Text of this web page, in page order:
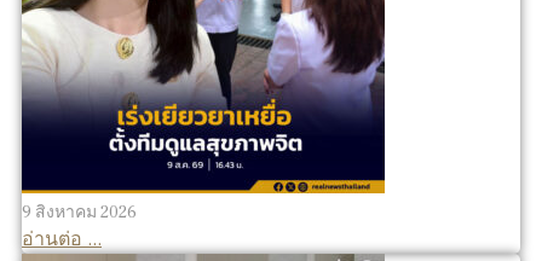
9 สิงหาคม 2026
อ่านต่อ ...